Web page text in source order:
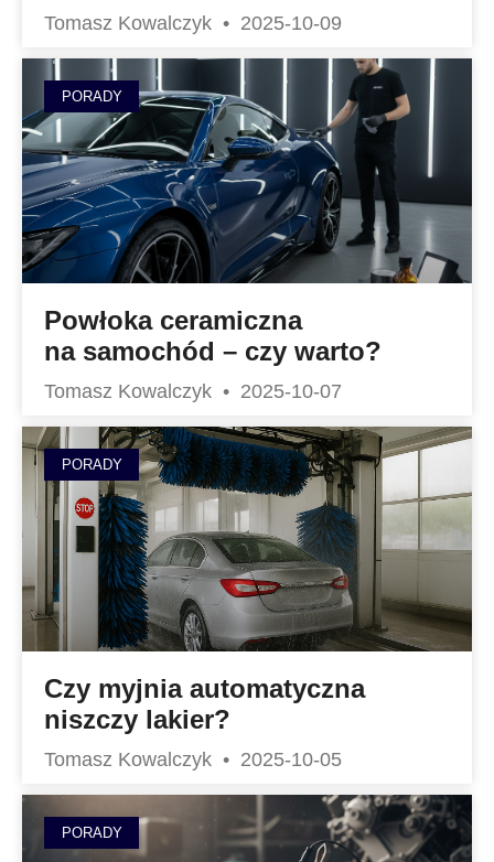
Tomasz Kowalczyk 2025-10-09
PORADY
Powłoka ceramiczna
na samochód – czy warto?
Tomasz Kowalczyk 2025-10-07
PORADY
Czy myjnia automatyczna
niszczy lakier?
Tomasz Kowalczyk 2025-10-05
PORADY